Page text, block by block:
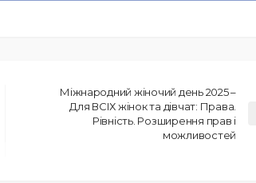
Міжнародний жіночий день 2025 –
Для ВСІХ жінок та дівчат: Права.
Рівність. Розширення прав і
можливостей